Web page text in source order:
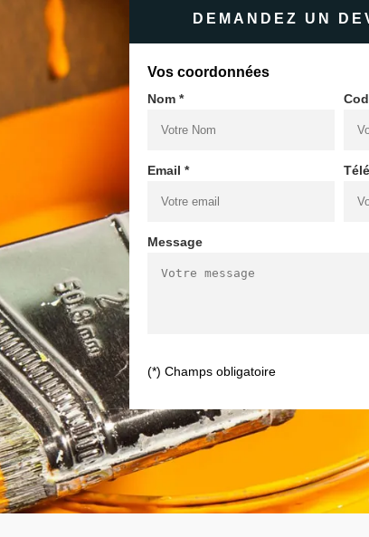
DEMANDEZ UN
Vos coordonnées
Nom *
Email *
Message
(*) Champs obligatoire